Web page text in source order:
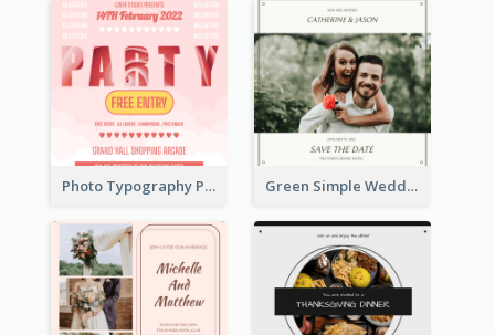
Photo Typography Party Invitation Design Templates Green Simple Wedding Photo Wedding Invitation